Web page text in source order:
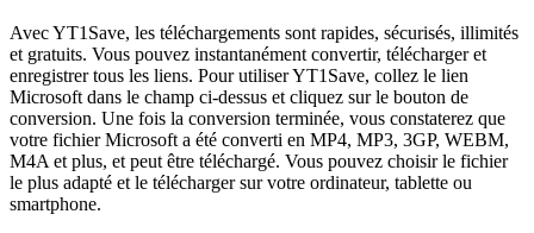
Avec YT1Save, les téléchargements sont rapides, sécurisés, illimités
et gratuits. Vous pouvez instantanément convertir, télécharger et
enregistrer tous les liens. Pour utiliser YT1Save, collez le lien
Microsoft dans le champ ci-dessus et cliquez sur le bouton de
conversion. Une fois la conversion terminée, vous constaterez que
votre fichier Microsoft a été converti en MP4, MP3, 3GP, WEBM,
M4A et plus, et peut être téléchargé. Vous pouvez choisir le fichier
le plus adapté et le télécharger sur votre ordinateur, tablette ou
smartphone.